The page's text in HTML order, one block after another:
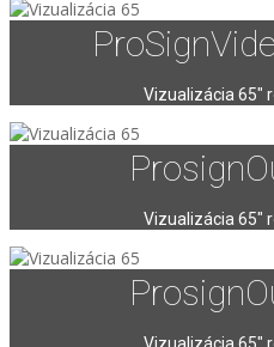
Vizualizácia 65″
Vizualizácia 65″
Vizualizácia 65″